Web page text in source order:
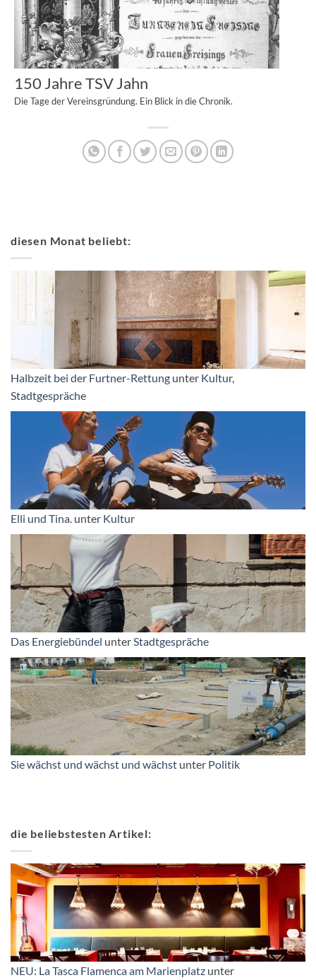
150 Jahre TSV Jahn
Die Tage der Vereinsgründung. Ein Blick in die Chronik.
diesen Monat beliebt:
Halbzeit bei der Furtner-Rettung unter Kultur,
Stadtgespräche
Elli und Tina. unter Kultur
Das Energiebündel unterStadtgespräche
Sie wächst und wächst und wächst unter Politik
die beliebstesten Artikel:
NEU: La Tasca Flamenca am Marienplatz unter